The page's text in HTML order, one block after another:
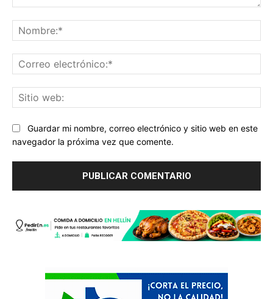
Guardar mi nombre, correo electrónico y sitio web en este
navegador la próxima vez que comente.